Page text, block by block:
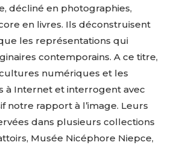
décliné en photographies,
en livres. Ils déconstruisent
les représentations qui
contemporains. A ce titre,
numériques et les
à Internet et interrogent avec
notre rapport à l’image. Leurs
dans plusieurs collections
Musée Nicéphore Niepce,